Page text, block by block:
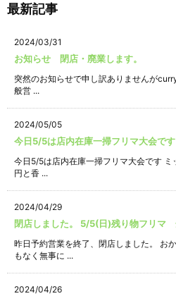
最新記事
2024/03/31
お知らせ 閉店・廃業します。
突然のお知らせで申し訳ありませんが
般営 ...
2024/05/05
今日5/5は店内在庫一掃フリマ大会です
今日5/5は店内在庫一掃フリマ大会です
円と香 ...
2024/04/29
閉店しました。 5/5(日)残り物フリマ
昨日予約営業を終了、閉店しました。 お
もなく無事に ...
2024/04/26